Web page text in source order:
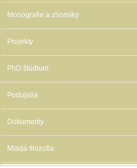
Monografie a zborníky
Projekty
PhD štúdium
Podujatia
Dokumenty
Mladá filozofia